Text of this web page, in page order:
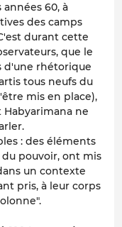
60, à
des camps
durant cette
que le
d'une rhétorique
tous neufs du
mis en place),
ne
: des éléments
pouvoir, ont mis
un contexte
pris, à leur corps